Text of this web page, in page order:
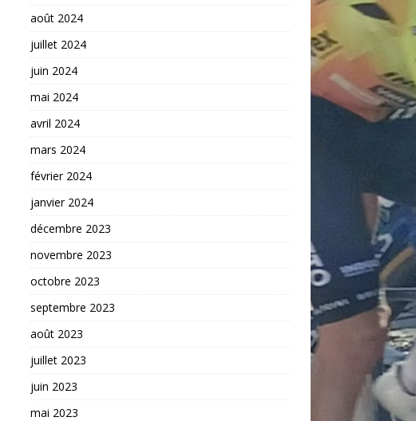
août 2024
juillet 2024
juin 2024
mai 2024
avril 2024
mars 2024
février 2024
janvier 2024
décembre 2023
novembre 2023
octobre 2023
septembre 2023
août 2023
juillet 2023
juin 2023
mai 2023